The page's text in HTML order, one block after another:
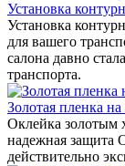
Установка
Установка
для вашего
салона давно
транспорта.
Золотая пленка на
Оклейка золотым
надежная защита
действительно